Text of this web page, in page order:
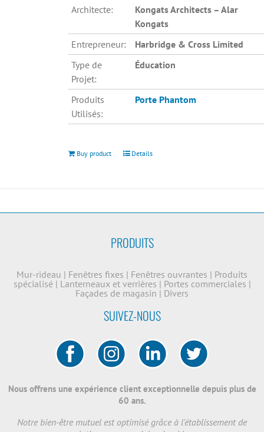
Architecte:
Kongats Architects – Alar
Kongats
Entrepreneur:
Harbridge & Cross Limited
Type de
Projet:
Éducation
Produits
Utilisés:
Porte Phantom
Buy product Details
PRODUITS
Mur-rideau | Fenêtres fixes | Fenêtres ouvrantes | Produits
spécialisé | Lanterneaux et verrières | Portes commerciales |
Façades de magasin | Divers
SUIVEZ-NOUS
Nous offrens une expérience client exceptionnelle depuis plus de
60 ans.
Notre bien-être mutuel est optimisé grâce à l'établissement de